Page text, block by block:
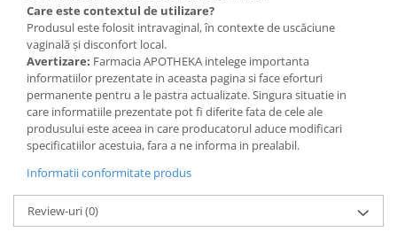
Care este contextul de utilizare?
Produsul este folosit intravaginal, în contexte de uscăciune
vaginală și disconfort local.
Avertizare: Farmacia APOTHEKA intelege importanta
informatiilor prezentate in aceasta pagina si face eforturi
permanente pentru a le pastra actualizate. Singura situatie in
care informatiile prezentate pot fi diferite fata de cele ale
produsului este aceea in care producatorul aduce modificari
specificatiilor acestuia, fara a ne informa in prealabil.
Informatii conformitate produs
Review-uri(0)